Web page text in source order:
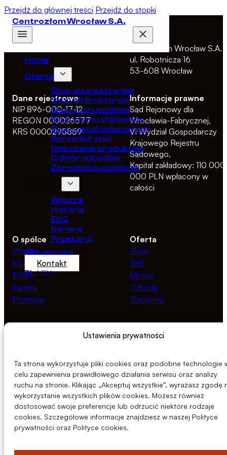
Ustawienia prywatności
Ta strona wykorzystuje pliki cookies oraz podobne technologie
celu zapewnienia prawidłowego działania serwisu oraz analizy
ruchu na stronie. Klikając „Akceptuj wszystkie”, wyrażasz zgodę
wykorzystanie wszystkich plików cookies. Możesz również
dostosować swoje preferencje lub odrzucić niektóre rodzaje
cookies. Szczegółowe informacje znajdziesz w naszej Polityce
prywatności oraz Polityce cookies.
Przejdź do głównej treści Przejdź do stopki
Centrozłom Wrocław S.A.
Home
Oferta
Skup akumulatorów
Skup alternatorów
Skup rozruszników
Skup złomu stalowego
Skup metali kolorowych
Sprzedaż stali
Niszczenie produktów
Odbiór odpadów
Zbrojenia budowlane
Władze
Historia
ESG
Kariera
Przetargi
Aktualności
Kontakt
PL | EN
Adres
Centrozłom Wrocław S.A.
ul. Robotnicza 16
53-608 Wrocław
Dane rejestrowe
NIP 896-000-17-12
REGON 000026577
KRS 0000295859
Informacje prawne
Sąd Rejonowy dla
Wrocławia-Fabrycznej,
VI Wydział Gospodarczy
Krajowego Rejestru
Sądowego,
Kapitał zakładowy: 110 000
000 PLN wpłacony w
całości
O spółce
Władze
Historia
ESG
Kariera
Przetargi
Oferta
Złom
Stal
Metale
Odpady
Zbrojenia
Linia Etyki
Polityka prywatności
© 2026 Centrozłom Wrocław S.A.